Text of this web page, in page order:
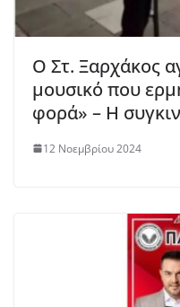
Ο Στ. Ξαρχάκος
μουσικό που
φορά» – Η
12 Νοεμβρίου 2024